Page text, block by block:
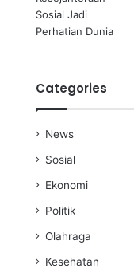
Categories
News
Sosial
Ekonomi
Politik
Olahraga
Kesehatan